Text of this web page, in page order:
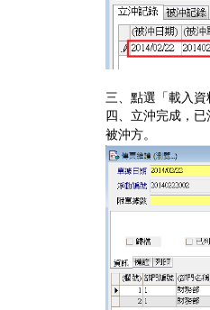
三、點選「載入資
四、立沖完成，
被沖方。